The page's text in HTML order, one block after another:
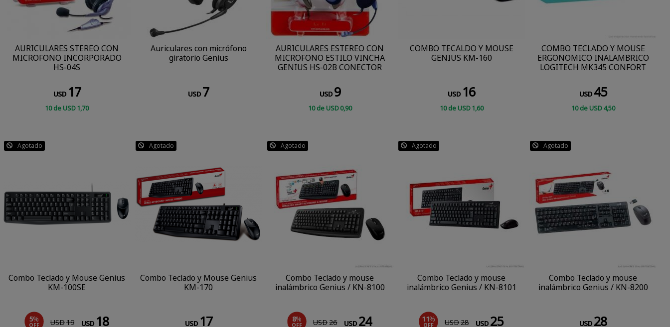
AURICULARES STEREO CON
MICROFONO INCORPORADO
HS-04S
USD 17
10de USD1,70
COMPRAR
Auriculares con micrófono
giratorio Genius
USD 7
AURICULARES ESTEREO CON
MICROFONO ESTILO VINCHA
GENIUS HS-02B CONECTOR
USD 9
10de USD0,90
COMPRAR
COMBO TECALDO Y MOUSE
GENIUS KM-160
USD 16
10de USD1,60
CONSULTAR
COMBO TECLADO Y MOUSE
ERGONOMICO INALAMBRICO
LOGITECH MK345 CONFORT
USD 45
10de USD4,50
CONSULTAR
Agotado
Combo Teclado y Mouse Genius
KM-100SE
5%
OFF USD19 USD 18
Agotado
Combo Teclado y Mouse Genius
KM-170
USD 17
Agotado
Combo Teclado y mouse
inalámbrico Genius / KN-8100
8%
OFF USD26 USD 24
Agotado
Combo Teclado y mouse
inalámbrico Genius / KN-8101
11%
OFF USD28 USD 25
Agotado
Combo Teclado y mouse
inalámbrico Genius / KN-8200
USD 28